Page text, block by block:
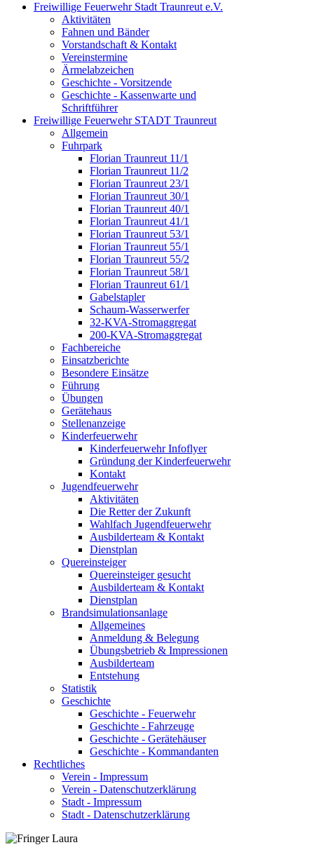
Freiwillige Feuerwehr Stadt Traunreut e.V.
Aktivitäten
Fahnen und Bänder
Vorstandschaft & Kontakt
Vereinstermine
Ärmelabzeichen
Geschichte - Vorsitzende
Geschichte - Kassenwarte und
Schriftführer
Freiwillige Feuerwehr STADT Traunreut
Allgemein
Fuhrpark
Florian Traunreut 11/1
Florian Traunreut 11/2
Florian Traunreut 23/1
Florian Traunreut 30/1
Florian Traunreut 40/1
Florian Traunreut 41/1
Florian Traunreut 53/1
Florian Traunreut 55/1
Florian Traunreut 55/2
Florian Traunreut 58/1
Florian Traunreut 61/1
Gabelstapler
Schaum-Wasserwerfer
32-KVA-Stromaggregat
200-KVA-Stromaggregat
Fachbereiche
Einsatzberichte
Besondere Einsätze
Führung
Übungen
Gerätehaus
Stellenanzeige
Kinderfeuerwehr
Kinderfeuerwehr Infoflyer
Gründung der Kinderfeuerwehr
Kontakt
Jugendfeuerwehr
Aktivitäten
Die Retter der Zukunft
Wahlfach Jugendfeuerwehr
Ausbilderteam & Kontakt
Dienstplan
Quereinsteiger
Quereinsteiger gesucht
Ausbilderteam & Kontakt
Dienstplan
Brandsimulationsanlage
Allgemeines
Anmeldung & Belegung
Übungsbetrieb & Impressionen
Ausbilderteam
Entstehung
Statistik
Geschichte
Geschichte - Feuerwehr
Geschichte - Fahrzeuge
Geschichte - Gerätehäuser
Geschichte - Kommandanten
Rechtliches
Verein - Impressum
Verein - Datenschutzerklärung
Stadt - Impressum
Stadt - Datenschutzerklärung